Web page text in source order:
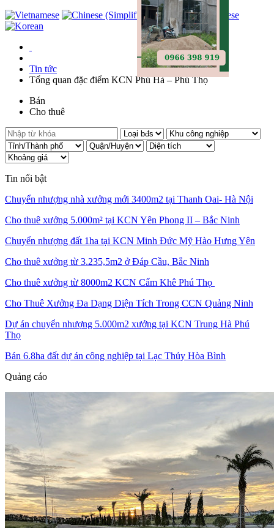
Tin tức
Tổng quan đặc điểm KCN Phú Hà – Phú Thọ
Bán
Cho thuê
Tin nổi bật
Chuyển nhượng nhà xưởng mới 3400m2 tại Thanh Oai- Hà Nội
Cho thuê xưởng 5.000m² tại KCN Yên Phong II – Bắc Ninh
Chuyển nhượng đất 1ha tại KCN Minh Đức Mỹ Hào Hưng Yên
Cho thuê xưởng từ 3.235,5m2 ở Đáp Cầu, Bắc Ninh
Cho thuê xưởng từ 8000m2 KCN Cẩm Khê Phú Thọ
Cho Thuê Xưởng Đa Dạng Diện Tích Trong CCN Quảng Ninh
Dự án chuyển nhượng 5.000m2 xưởng tại KCN Trung Hà Phú
Thọ
Bán 6.8ha đất dự án công nghiệp tại Lạc Thủy Hòa Bình
Quảng cáo